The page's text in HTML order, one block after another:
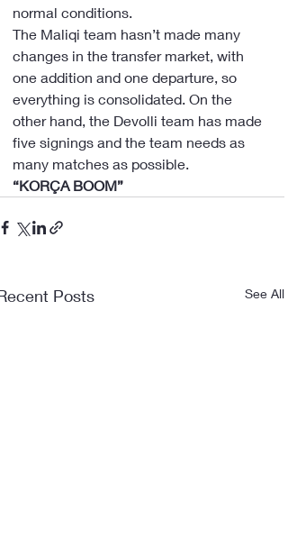
normal conditions.
The Maliqi team hasn’t made many
changes in the transfer market, with
one addition and one departure, so
everything is consolidated. On the
other hand, the Devolli team has made
five signings and the team needs as
many matches as possible.
“KORÇA BOOM”
Posts See All